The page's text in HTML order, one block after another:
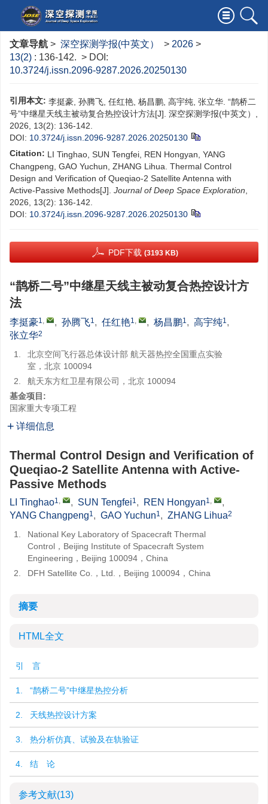
文章导航 > 深空探测学报(中英文） > 2026 >
13(2) : 136-142. > DOI:
10.3724/j.issn.2096-9287.2026.20250130
引用本文: 李挺豪, 孙腾飞, 任红艳, 杨昌鹏, 高宇纯, 张立华. “鹊桥二
号”中继星天线主被动复合热控设计方法[J]. 深空探测学报(中英文）,
2026, 13(2): 136-142.
DOI: 10.3724/j.issn.2096-9287.2026.20250130
Citation: LI Tinghao, SUN Tengfei, REN Hongyan, YANG
Changpeng, GAO Yuchun, ZHANG Lihua. Thermal Control
Design and Verification of Queqiao-2 Satellite Antenna with
Active-Passive Methods[J]. Journal of Deep Space Exploration
2026, 13(2): 136-142.
DOI: 10.3724/j.issn.2096-9287.2026.20250130
PDF下载 (3193 KB)
“鹊桥二号”中继星天线主被动复合热控设计方
法
李挺豪1, , 孙腾飞1, 任红艳1, , 杨昌鹏1, 高宇纯1,
张立华2
1.
北京空间飞行器总体设计部 航天器热控全国重点实验
室，北京 100094
2.
航天东方红卫星有限公司，北京 100094
基金项目:
国家重大专项工程
详细信息
Thermal Control Design and Verification of
Queqiao-2 Satellite Antenna with Active-
Passive Methods
LI Tinghao1, , SUN Tengfei1, REN Hongyan1,
,
YANG Changpeng1, GAO Yuchun1, ZHANG Lihua2
1.
National Key Laboratory of Spacecraft Thermal
Control，Beijing Institute of Spacecraft System
Engineering，Beijing 100094，China
2.
DFH Satellite Co.，Ltd.，Beijing 100094，China
摘要
HTML全文
引 言
1. “鹊桥二号”中继星热控分析
2. 天线热控设计方案
3. 热分析仿真、试验及在轨验证
4. 结 论
参考文献(13)